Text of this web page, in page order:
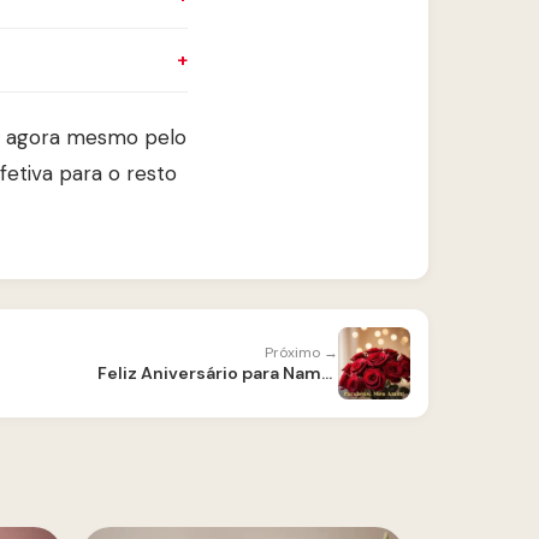
agora mesmo pelo
para o resto
Próximo →
Feliz Aniversário para Namorado